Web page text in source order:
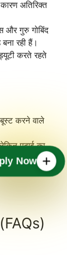
अतिरिक्त
और गुरु गोबिंद
रही हैं।
करते रहते
बूस्ट करने वाले
पढ़ाई का
आगे बढ़ सकती
Now